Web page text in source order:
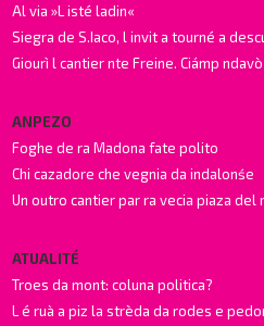
Al via »L isté ladin«
Siegra de S.Iaco, l invit a tourné a
Giourì l cantier nte Freine. Ciámp
ANPEZO
Foghe de ra Madona fate polito
Chi cazadore che vegnia da indalonśe
Un outro cantier par ra vecia piaza del
ATUALITÉ
Troes da mont: coluna politica?
L é ruà a piz la strèda da rodes e